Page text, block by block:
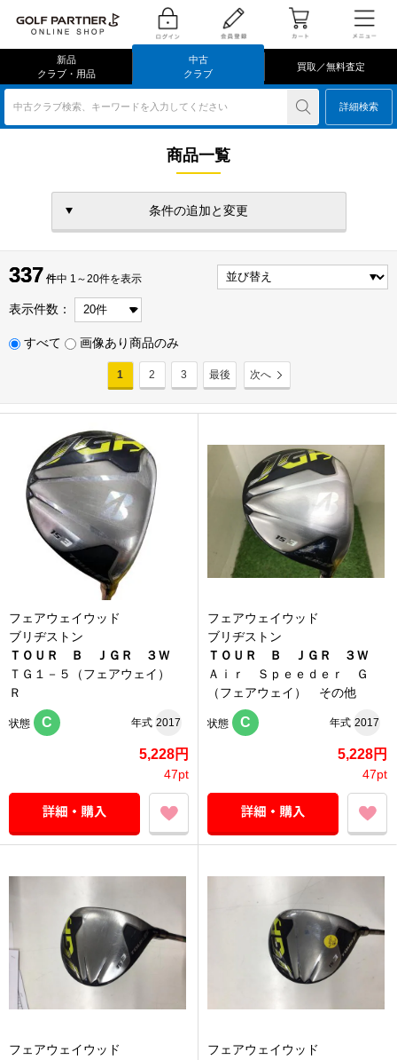
新品
クラブ・用品
中古
クラブ
買取／無料査定
中古クラブ検索、キーワードを入力してください 詳細検索
商品一覧
条件の追加と変更
337 件
337 件中 1～20件を表示
表示件数：
すべて 画像あり商品のみ
1 2 3 最後 次へ
フェアウェイウッド
ブリヂストン
ＴＯＵＲ Ｂ ＪＧＲ ３Ｗ
ＴＧ１－５（フェアウェイ）
Ｒ
状態 C 年式 2017
5,228円
47pt
フェアウェイウッド
ブリヂストン
ＴＯＵＲ Ｂ ＪＧＲ ３Ｗ
Ａｉｒ Ｓｐｅｅｄｅｒ Ｇ
（フェアウェイ） その他
状態 C 年式 2017
5,228円
47pt
フェアウェイウッド
フェアウェイウッド